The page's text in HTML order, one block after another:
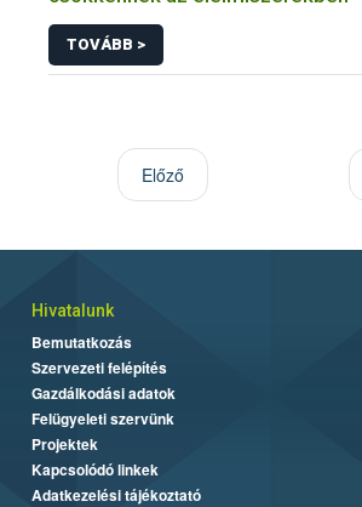
TOVÁBB >
Előző
Hivatalunk
Bemutatkozás
Szervezeti felépítés
Gazdálkodási adatok
Felügyeleti szervünk
Projektek
Kapcsolódó linkek
Adatkezelési tájékoztató